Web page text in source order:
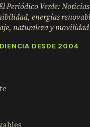
Periódico Verde:
energías
naturaleza y
DESDE 2004